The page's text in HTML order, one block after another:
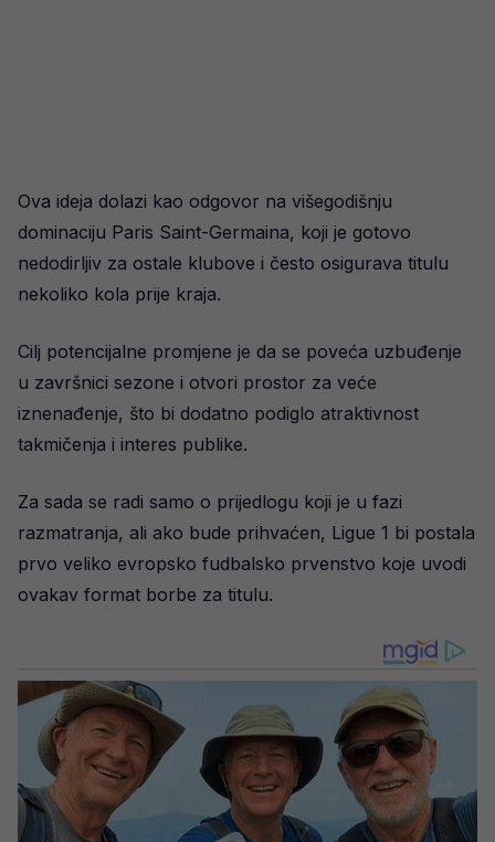
Ova ideja dolazi kao odgovor na višegodišnju
dominaciju Paris Saint-Germaina, koji je gotovo
nedodirljiv za ostale klubove i često osigurava titulu
nekoliko kola prije kraja.
Cilj potencijalne promjene je da se poveća uzbuđenje
u završnici sezone i otvori prostor za veće
iznenađenje, što bi dodatno podiglo atraktivnost
takmičenja i interes publike.
Za sada se radi samo o prijedlogu koji je u fazi
razmatranja, ali ako bude prihvaćen, Ligue 1 bi postala
prvo veliko evropsko fudbalsko prvenstvo koje uvodi
ovakav format borbe za titulu.